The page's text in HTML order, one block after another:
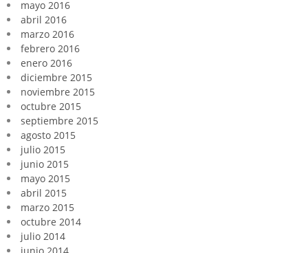
mayo 2016
abril 2016
marzo 2016
febrero 2016
enero 2016
diciembre 2015
noviembre 2015
octubre 2015
septiembre 2015
agosto 2015
julio 2015
junio 2015
mayo 2015
abril 2015
marzo 2015
octubre 2014
julio 2014
junio 2014